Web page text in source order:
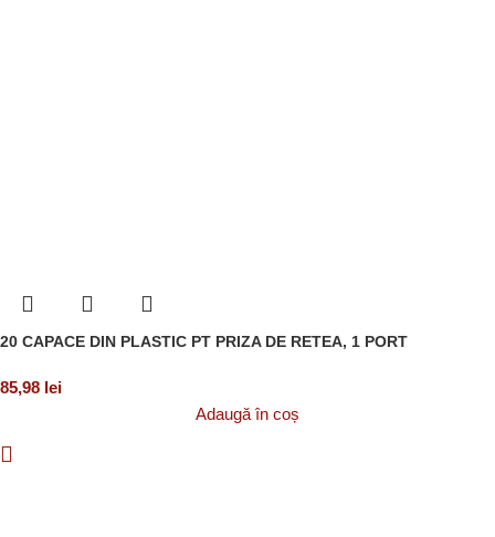
20 CAPACE DIN PLASTIC PT PRIZA DE RETEA, 1 PORT
85,98 lei
Adaugă în coș